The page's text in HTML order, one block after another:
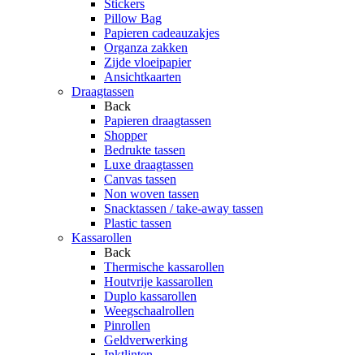
Stickers
Pillow Bag
Papieren cadeauzakjes
Organza zakken
Zijde vloeipapier
Ansichtkaarten
Draagtassen
Back
Papieren draagtassen
Shopper
Bedrukte tassen
Luxe draagtassen
Canvas tassen
Non woven tassen
Snacktassen / take-away tassen
Plastic tassen
Kassarollen
Back
Thermische kassarollen
Houtvrije kassarollen
Duplo kassarollen
Weegschaalrollen
Pinrollen
Geldverwerking